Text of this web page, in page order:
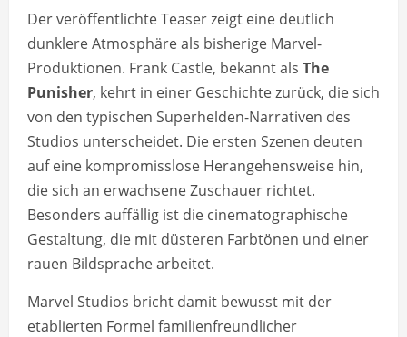
Der veröffentlichte Teaser zeigt eine deutlich
dunklere Atmosphäre als bisherige Marvel-
Produktionen. Frank Castle, bekannt als The
Punisher, kehrt in einer Geschichte zurück, die sich
von den typischen Superhelden-Narrativen des
Studios unterscheidet. Die ersten Szenen deuten
auf eine kompromisslose Herangehensweise hin,
die sich an erwachsene Zuschauer richtet.
Besonders auffällig ist die cinematographische
Gestaltung, die mit düsteren Farbtönen und einer
rauen Bildsprache arbeitet.
Marvel Studios bricht damit bewusst mit der
etablierten Formel familienfreundlicher